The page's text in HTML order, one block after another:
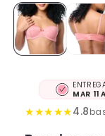
MAR 11
★★★★★4.8